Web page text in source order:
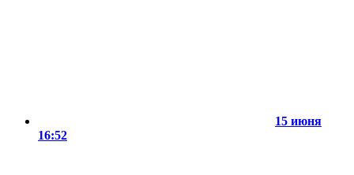
15 июня
16:52